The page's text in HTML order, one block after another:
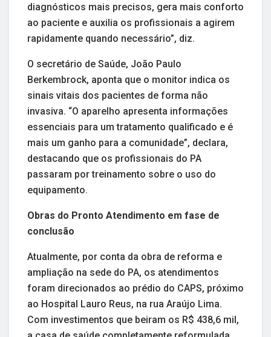
diagnósticos mais precisos, gera mais conforto
ao paciente e auxilia os profissionais a agirem
rapidamente quando necessário”, diz.
O secretário de Saúde, João Paulo
Berkembrock, aponta que o monitor indica os
sinais vitais dos pacientes de forma não
invasiva. “O aparelho apresenta informações
essenciais para um tratamento qualificado e é
mais um ganho para a comunidade”, declara,
destacando que os profissionais do PA
passaram por treinamento sobre o uso do
equipamento.
Obras do Pronto Atendimento em fase de
conclusão
Atualmente, por conta da obra de reforma e
ampliação na sede do PA, os atendimentos
foram direcionados ao prédio do CAPS, próximo
ao Hospital Lauro Reus, na rua Araújo Lima.
Com investimentos que beiram os R$ 438,6 mil,